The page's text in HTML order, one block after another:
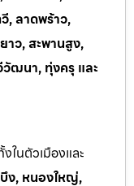
, ลาดพร้าว,
ว, สะพานสูง,
ฒนา, ทุ่งครุ และ
ในตัวเมืองและ
ง, หนองใหญ่,